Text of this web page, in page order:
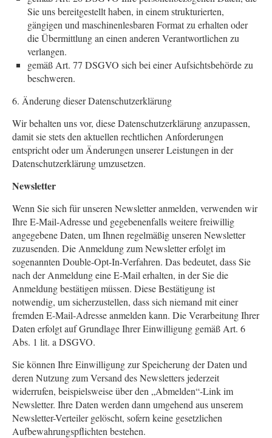
Sie uns bereitgestellt haben, in einem strukturierten,
gängigen und maschinenlesbaren Format zu erhalten oder
die Übermittlung an einen anderen Verantwortlichen zu
verlangen.
gemäß Art. 77 DSGVO sich bei einer Aufsichtsbehörde zu
beschweren.
6. Änderung dieser Datenschutzerklärung
Wir behalten uns vor, diese Datenschutzerklärung anzupassen,
damit sie stets den aktuellen rechtlichen Anforderungen
entspricht oder um Änderungen unserer Leistungen in der
Datenschutzerklärung umzusetzen.
Newsletter
Wenn Sie sich für unseren Newsletter anmelden, verwenden wir
Ihre E-Mail-Adresse und gegebenenfalls weitere freiwillig
angegebene Daten, um Ihnen regelmäßig unseren Newsletter
zuzusenden. Die Anmeldung zum Newsletter erfolgt im
sogenannten Double-Opt-In-Verfahren. Das bedeutet, dass Sie
nach der Anmeldung eine E-Mail erhalten, in der Sie die
Anmeldung bestätigen müssen. Diese Bestätigung ist
notwendig, um sicherzustellen, dass sich niemand mit einer
fremden E-Mail-Adresse anmelden kann. Die Verarbeitung Ihrer
Daten erfolgt auf Grundlage Ihrer Einwilligung gemäß Art. 6
Abs. 1 lit. a DSGVO.
Sie können Ihre Einwilligung zur Speicherung der Daten und
deren Nutzung zum Versand des Newsletters jederzeit
widerrufen, beispielsweise über den „Abmelden“-Link im
Newsletter. Ihre Daten werden dann umgehend aus unserem
Newsletter-Verteiler gelöscht, sofern keine gesetzlichen
Aufbewahrungspflichten bestehen.